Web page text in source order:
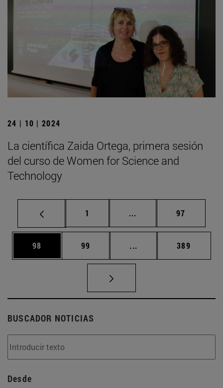
24 | 10 | 2024
La científica Zaida Ortega, primera sesión
del curso de Women for Science and
Technology
Página
1 ... Páginas intermedias
Página
97
Página
98 Página
99 ... Páginas intermedias
Página
389
BUSCADOR NOTICIAS
Desde